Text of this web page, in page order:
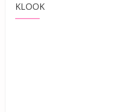
KLOOK